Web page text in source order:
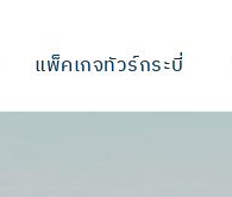
แพ็คเกจทัวร์กระบี่